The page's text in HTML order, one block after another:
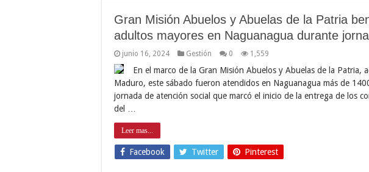
Gran Misión Abuelos y Abuelas de la Patria
adultos mayores en Naguanagua durante
junio 16, 2024 Gestión 0 1,559
En el marco de la Gran Misión Abuelos y Abuelas de la Patria,
Maduro, este sábado fueron atendidos en Naguanagua más de
jornada de atención social que marcó el inicio de la entrega de los
del …
Leer mas...
Facebook Twitter Pinterest